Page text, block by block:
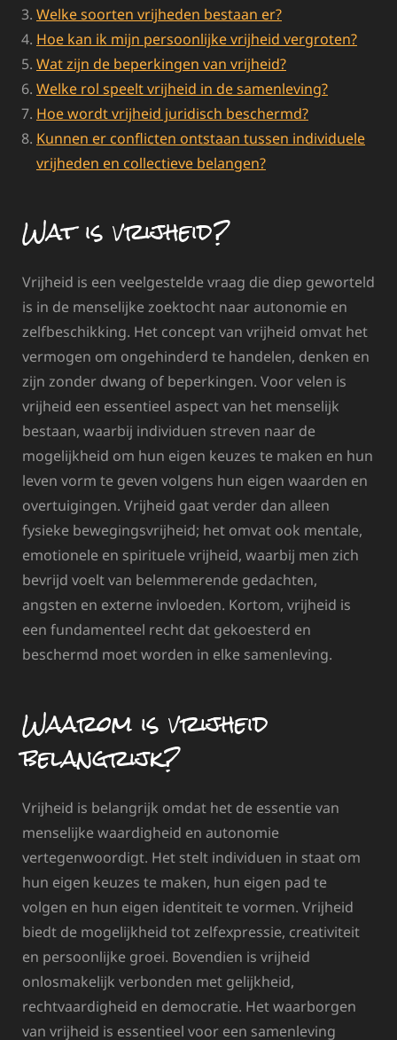
Welke soorten vrijheden bestaan er?
Hoe kan ik mijn persoonlijke vrijheid vergroten?
Wat zijn de beperkingen van vrijheid?
Welke rol speelt vrijheid in de samenleving?
Hoe wordt vrijheid juridisch beschermd?
Kunnen er conflicten ontstaan tussen individuele
vrijheden en collectieve belangen?
Wat is vrijheid?
Vrijheid is een veelgestelde vraag die diep geworteld
is in de menselijke zoektocht naar autonomie en
zelfbeschikking. Het concept van vrijheid omvat het
vermogen om ongehinderd te handelen, denken en
zijn zonder dwang of beperkingen. Voor velen is
vrijheid een essentieel aspect van het menselijk
bestaan, waarbij individuen streven naar de
mogelijkheid om hun eigen keuzes te maken en hun
leven vorm te geven volgens hun eigen waarden en
overtuigingen. Vrijheid gaat verder dan alleen
fysieke bewegingsvrijheid; het omvat ook mentale,
emotionele en spirituele vrijheid, waarbij men zich
bevrijd voelt van belemmerende gedachten,
angsten en externe invloeden. Kortom, vrijheid is
een fundamenteel recht dat gekoesterd en
beschermd moet worden in elke samenleving.
Waarom is vrijheid
belangrijk?
Vrijheid is belangrijk omdat het de essentie van
menselijke waardigheid en autonomie
vertegenwoordigt. Het stelt individuen in staat om
hun eigen keuzes te maken, hun eigen pad te
volgen en hun eigen identiteit te vormen. Vrijheid
biedt de mogelijkheid tot zelfexpressie, creativiteit
en persoonlijke groei. Bovendien is vrijheid
onlosmakelijk verbonden met gelijkheid,
rechtvaardigheid en democratie. Het waarborgen
van vrijheid is essentieel voor een samenleving